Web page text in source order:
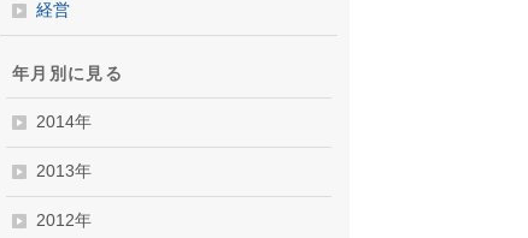
経営
年月別に見る
2014年
2013年
2012年